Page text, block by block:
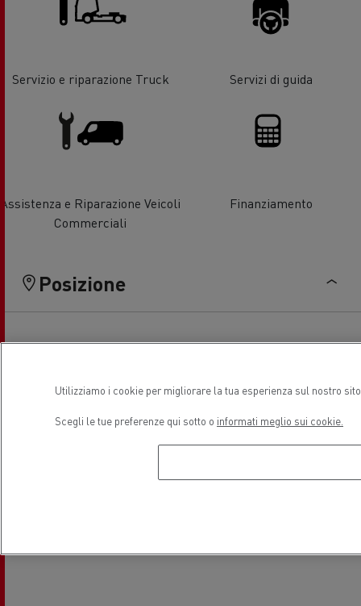
Servizio e riparazione Truck Servizi di guida
Assistenza e Riparazione Veicoli
Commerciali
Finanziamento
Posizione
Utilizziamo i cookie per migliorare la tua esperienza sul nostro
Scegli le tue preferenze qui sotto o informati meglio sui cookie.